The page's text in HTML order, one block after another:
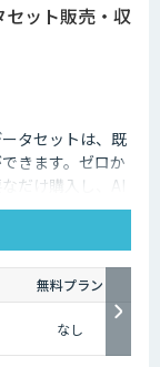
ット販売・収
タセットは、既
きます。ゼロか
だけ購入し、AI
無料プラン
なし